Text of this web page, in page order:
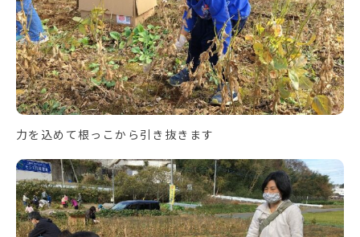
力を込めて根っこから引き抜きます